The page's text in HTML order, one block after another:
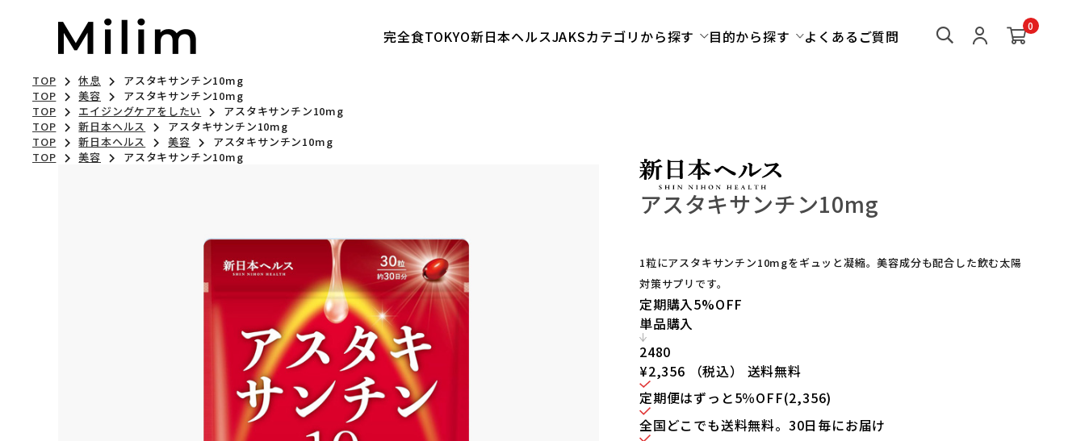
完全食TOKYO新日本ヘルスJAKSカテゴリから探す 目的から探す よくあるご質問
0
TOP 休息
アスタキサンチン10mg
TOP
美容
アスタキサンチン10mg
TOP
エイジングケアをしたい
アスタキサンチン10mg
TOP
新日本ヘルス
アスタキサンチン10mg
TOP
新日本ヘルス 美容
アスタキサンチン10mg
TOP
美容 アスタキサンチン10mg
アスタキサンチン10mg
1粒にアスタキサンチン10mgをギュッと凝縮。美容成分も配合した飲む太陽
対策サプリです。
定期購入5%OFF
単品購入
2480
¥2,356
（税込）
送料無料
定期便はずっと5％OFF(2,356)
全国どこでも送料無料。30日毎にお届け